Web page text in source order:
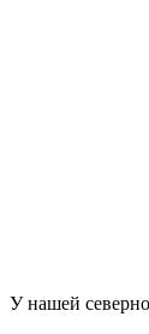
У нашей